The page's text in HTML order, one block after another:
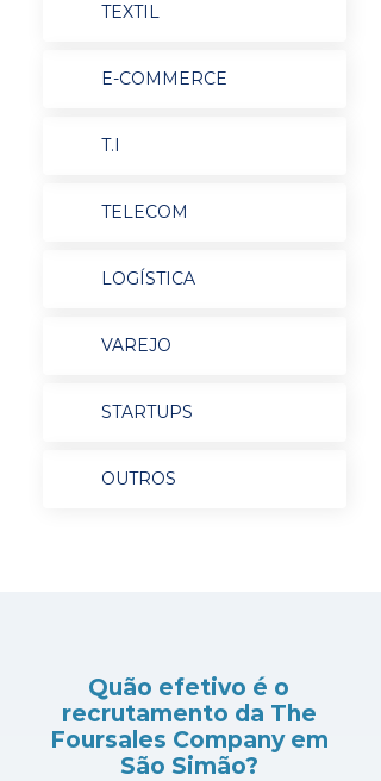
TEXTIL
E-COMMERCE
T.I
TELECOM
LOGÍSTICA
VAREJO
STARTUPS
OUTROS
Quão efetivo é o
recrutamento da The
Foursales Company em
São Simão?